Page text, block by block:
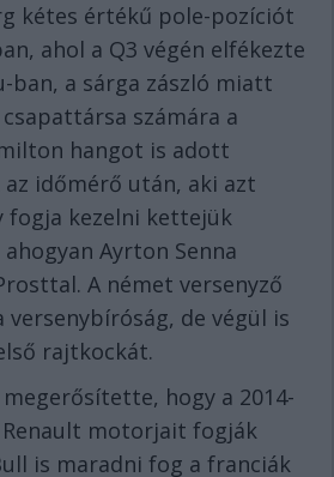
kétes értékű pole-pozíciót
ahol a Q3 végén elfékezte
ban, a sárga zászló miatt
számára a
hangot is adott
időmérő után, aki azt
fogja kezelni kettejük
Ayrton Senna
A német versenyző
de végül is
rajtkockát.
hogy a 2014-
Renault motorjait fogják
is maradni fog a franciák